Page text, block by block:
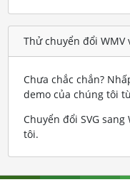
Thử chuyển đổi WMV
Chưa chắc chắn?
demo của chúng tôi
Chuyển đổi SVG
tôi.